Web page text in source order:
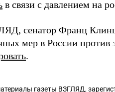
в связи с давлением на
сенатор Франц
мер в России против
.
газеты ВЗГЛЯД,